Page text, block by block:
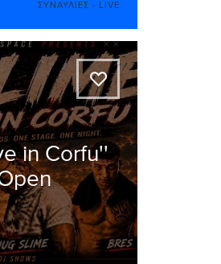
ΣΥΝΑΥΛΊΕΣ - LIVE
A
in Corfu''